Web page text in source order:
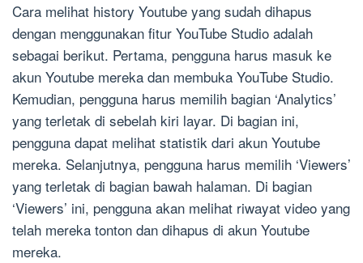
Cara melihat history Youtube yang sudah dihapus
dengan menggunakan fitur YouTube Studio adalah
sebagai berikut. Pertama, pengguna harus masuk ke
akun Youtube mereka dan membuka YouTube Studio.
Kemudian, pengguna harus memilih bagian ‘Analytics’
yang terletak di sebelah kiri layar. Di bagian ini,
pengguna dapat melihat statistik dari akun Youtube
mereka. Selanjutnya, pengguna harus memilih ‘Viewers’
yang terletak di bagian bawah halaman. Di bagian
‘Viewers’ ini, pengguna akan melihat riwayat video yang
telah mereka tonton dan dihapus di akun Youtube
mereka.